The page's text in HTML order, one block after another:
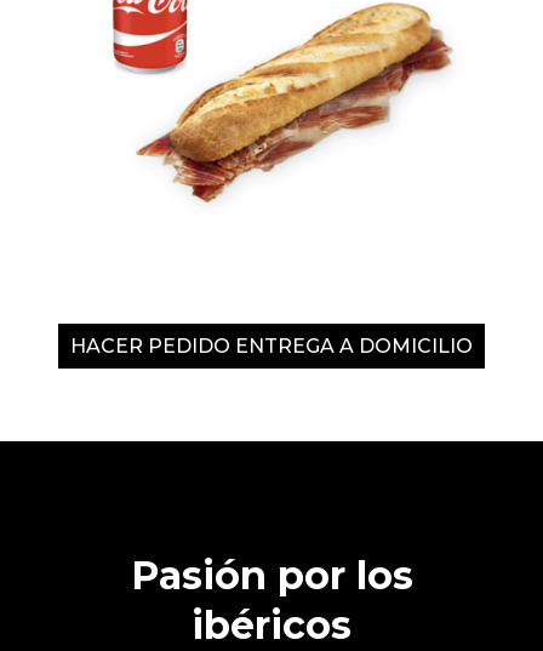
HACER PEDIDO ENTREGA A DOMICILIO
Pasión por los
ibéricos